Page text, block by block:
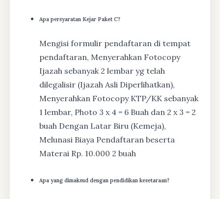
Apa persyaratan Kejar Paket C?
Mengisi formulir pendaftaran di tempat
pendaftaran, Menyerahkan Fotocopy
Ijazah sebanyak 2 lembar yg telah
dilegalisir (Ijazah Asli Diperlihatkan),
Menyerahkan Fotocopy KTP/KK sebanyak
1 lembar, Photo 3 x 4 = 6 Buah dan 2 x 3 = 2
buah Dengan Latar Biru (Kemeja),
Melunasi Biaya Pendaftaran beserta
Materai Rp. 10.000 2 buah
Apa yang dimaksud dengan pendidikan kesetaraan?